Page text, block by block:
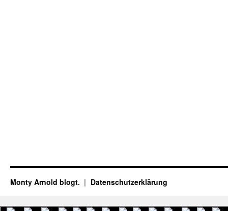
Monty Arnold blogt. Datenschutz­erklärung